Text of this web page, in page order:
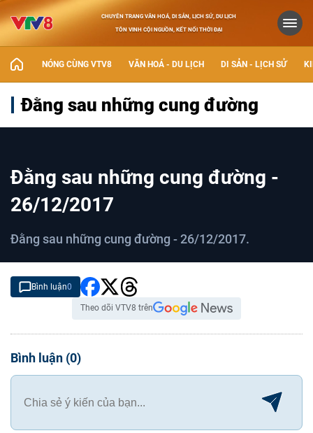
CHUYÊN TRANG VĂN HOÁ, DI SẢN, LỊCH SỬ, DU LỊCH
TÔN VINH CỘI NGUỒN, KẾT NỐI THỜI ĐẠI
NÓNG CÙNG VTV8 VĂN HOÁ - DU LỊCH DI SẢN - LỊCH SỬ
Đằng sau những cung đường
Đằng sau những cung đường -
26/12/2017
Đằng sau những cung đường - 26/12/2017.
Bình luận0
Theo dõi VTV8 trên
Bình luận (0)